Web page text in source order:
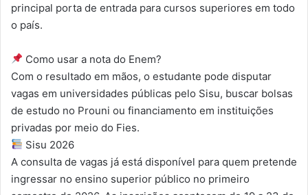
principal porta de entrada para cursos superiores em todo
o país.
Como usar a nota do Enem?
Com o resultado em mãos, o estudante pode disputar
vagas em universidades públicas pelo Sisu, buscar bolsas
de estudo no Prouni ou financiamento em instituições
privadas por meio do Fies.
Sisu 2026
A consulta de vagas já está disponível para quem pretende
ingressar no ensino superior público no primeiro